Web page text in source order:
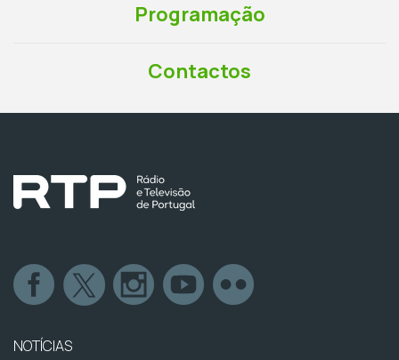
Programação
Contactos
NOTÍCIAS